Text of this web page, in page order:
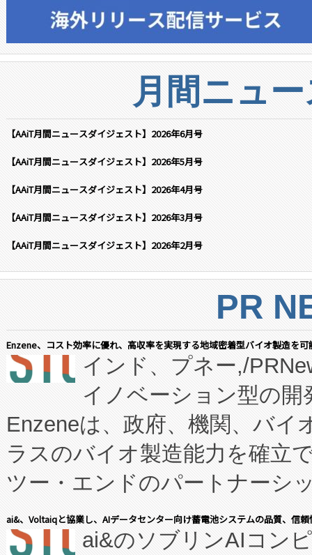
月間ニュ
【AAiT月間ニュースダイジェスト】2026年6月号
【AAiT月間ニュースダイジェスト】2026年5月号
【AAiT月間ニュースダイジェスト】2026年4月号
【AAiT月間ニュースダイジェスト】2026年3月号
【AAiT月間ニュースダイジェスト】2026年2月号
PR
Enzene、コスト効率に優れ、高収率を実現する地域密着型バイオ製造を
インド、プネー,/
イノベーション型の
Enzeneは、政府、機関、バイ
ラスのバイオ製造能力を確立
ツー・エンドのパートナーシ
表しました。 同社の実績ある
manufacturing™ (FCCM™) プ
ai&、Voltaiqと協業し、AIデータセンター向け蓄電池システムの品質、信
ai&のソブリンAIコン